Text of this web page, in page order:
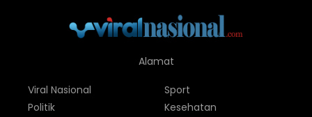
Alamat
Viral Nasional
Politik
Sport
Kesehatan